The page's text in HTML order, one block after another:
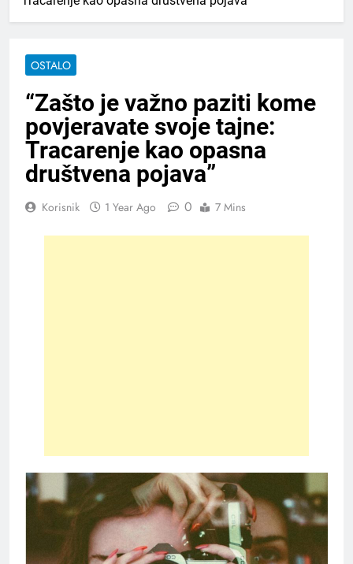
OSTALO
“Zašto je važno paziti kome
povjeravate svoje tajne:
Tracarenje kao opasna
društvena pojava”
Korisnik 1 Year Ago 0 7 Mins